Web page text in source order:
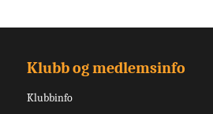
Klubb og medlemsinfo
Klubbinfo